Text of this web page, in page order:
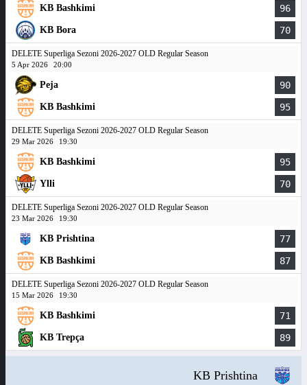
KB Bashkimi 96
KB Bora 70
DELETE Superliga Sezoni 2026-2027 OLD Regular Season
5 Apr 2026 20:00
Peja 90
KB Bashkimi 95
DELETE Superliga Sezoni 2026-2027 OLD Regular Season
29 Mar 2026 19:30
KB Bashkimi 95
Ylli 70
DELETE Superliga Sezoni 2026-2027 OLD Regular Season
23 Mar 2026 19:30
KB Prishtina 77
KB Bashkimi 87
DELETE Superliga Sezoni 2026-2027 OLD Regular Season
15 Mar 2026 19:30
KB Bashkimi 71
KB Trepça 89
KB Prishtina